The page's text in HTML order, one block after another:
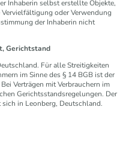
Inhaberin selbst erstellte Objekte,
oder Verwendung
der Inhaberin nicht
Gerichtstand
Für alle Streitigkeiten
im Sinne des § 14 BGB ist der
Verträgen mit Verbrauchern im
Gerichtsstandsregelungen. Der
in Leonberg, Deutschland.